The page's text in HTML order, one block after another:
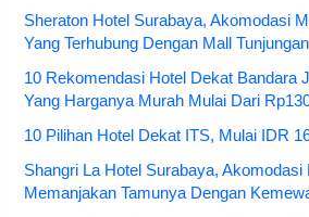
Sheraton Hotel Surabaya, Akomodasi
Yang Terhubung Dengan Mall
10 Rekomendasi Hotel Dekat Bandara
Yang Harganya Murah Mulai Dari
10 Pilihan Hotel Dekat ITS, Mulai IDR
Shangri La Hotel Surabaya, Akomodasi
Memanjakan Tamunya Dengan